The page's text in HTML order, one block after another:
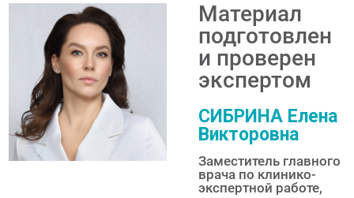
Материал
подготовлен
и проверен
экспертом
СИБРИНА Елена
Викторовна
Заместитель главного
врача по клинико-
экспертной работе,